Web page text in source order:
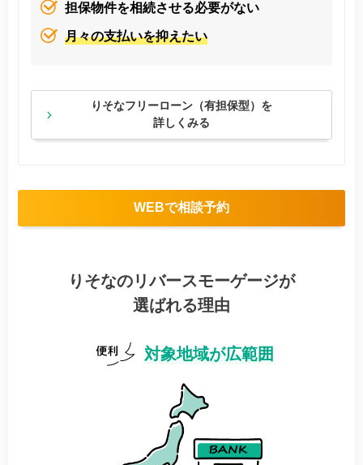
担保物件を相続させる必要がない
月々の支払いを抑えたい
りそなフリーローン（有担保型）を
詳しくみる
WEBで相談予約
りそなのリバースモーゲージが
選ばれる理由
対象地域が広範囲